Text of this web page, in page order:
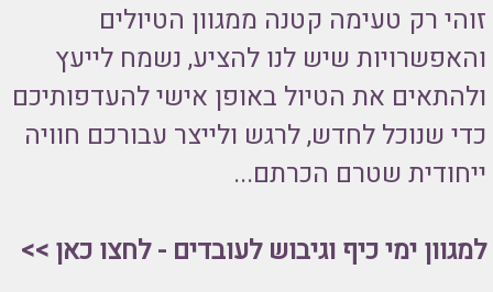
זוהי רק טעימה קטנה ממגוון הטיולים
והאפשרויות שיש לנו להציע, נשמח לייעץ
ולהתאים את הטיול באופן אישי להעדפותיכם
כדי שנוכל לחדש, לרגש ולייצר עבורכם חוויה
ייחודית שטרם הכרתם...
למגוון ימי כיף וגיבוש לעובדים - לחצו כאן >>